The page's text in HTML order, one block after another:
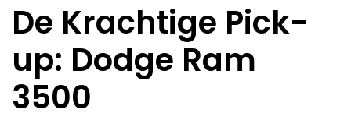
De Krachtige Pick-
up: Dodge Ram
3500